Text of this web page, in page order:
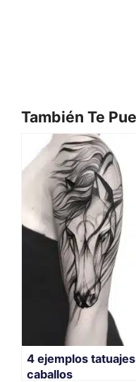
También Te
4 ejemplos
caballos